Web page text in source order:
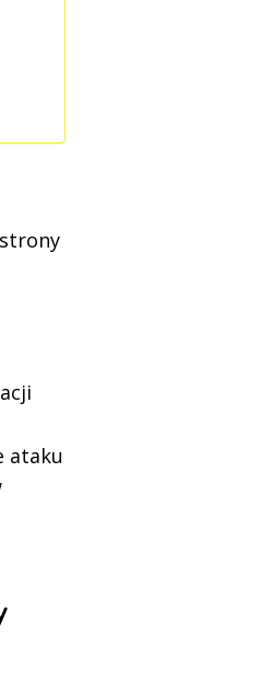
ataku